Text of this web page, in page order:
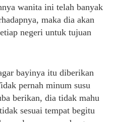
wanita ini telah banyak
maka dia akan
negeri untuk tujuan
bayinya itu diberikan
pernah minum susu
berikan, dia tidak mahu
sesuai tempat begitu